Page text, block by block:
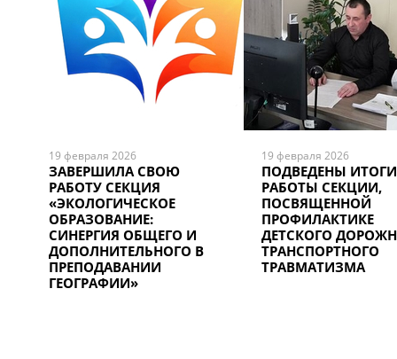
19 февраля 2026
ЗАВЕРШИЛА СВОЮ
РАБОТУ СЕКЦИЯ
«ЭКОЛОГИЧЕСКОЕ
ОБРАЗОВАНИЕ:
СИНЕРГИЯ ОБЩЕГО И
ДОПОЛНИТЕЛЬНОГО В
ПРЕПОДАВАНИИ
ГЕОГРАФИИ»
19 февраля 2026
ПОДВЕДЕНЫ ИТОГИ
РАБОТЫ СЕКЦИИ,
ПОСВЯЩЕННОЙ
ПРОФИЛАКТИКЕ
ДЕТСКОГО
ТРАНСПОРТНОГО
ТРАВМАТИЗМА